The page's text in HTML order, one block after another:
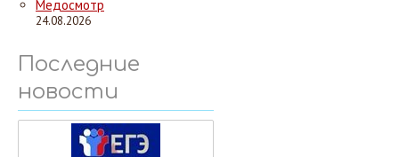
Медосмотр
24.08.2026
Последние
новости